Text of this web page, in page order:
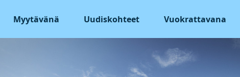
Myytävänä Uudiskohteet Vuokrattavana